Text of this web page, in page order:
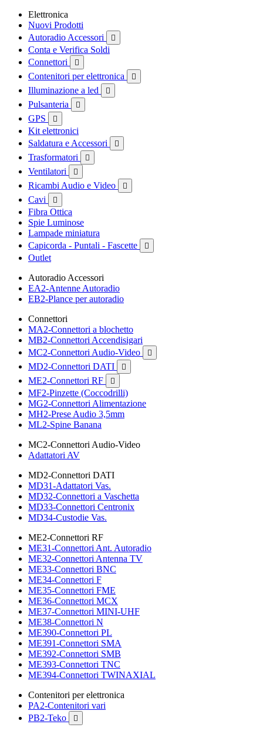
Elettronica
Nuovi Prodotti
Autoradio Accessori

Conta e Verifica Soldi
Connettori

Contenitori per elettronica 
Illuminazione a led 
Pulsanteria 
GPS 
Kit elettronici
Saldatura e Accessori

Trasformatori 
Ventilatori 
Ricambi Audio e Video 
Cavi 
Fibra Ottica
Spie Luminose
Lampade miniatura
Capicorda - Puntali - Fascette

Outlet
Autoradio Accessori
EA2-Antenne Autoradio
EB2-Plance per autoradio
Connettori
MA2-Connettori a blochetto
MB2-Connettori Accendisigari
MC2-Connettori Audio-Video

MD2-Connettori DATI 
ME2-Connettori RF 
MF2-Pinzette (Coccodrilli)
MG2-Connettori Alimentazione
MH2-Prese Audio 3,5mm
ML2-Spine Banana
MC2-Connettori Audio-Video
Adattatori AV
MD2-Connettori DATI
MD31-Adattatori Vas.
MD32-Connettori a Vaschetta
MD33-Connettori Centronix
MD34-Custodie Vas.
ME2-Connettori RF
ME31-Connettori Ant. Autoradio
ME32-Connettori Antenna TV
ME33-Connettori BNC
ME34-Connettori F
ME35-Connettori FME
ME36-Connettori MCX
ME37-Connettori MINI-UHF
ME38-Connettori N
ME390-Connettori PL
ME391-Connettori SMA
ME392-Connettori SMB
ME393-Connettori TNC
ME394-Connettori TWINAXIAL
Contenitori per elettronica
PA2-Contenitori vari
PB2-Teko
